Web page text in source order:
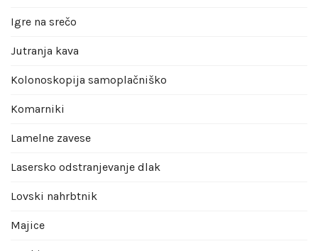
Igre na srečo
Jutranja kava
Kolonoskopija samoplačniško
Komarniki
Lamelne zavese
Lasersko odstranjevanje dlak
Lovski nahrbtnik
Majice